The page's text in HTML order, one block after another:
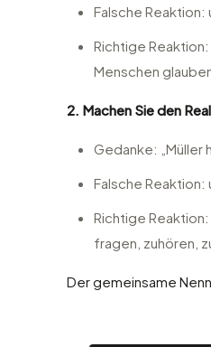
Falsche
Richtige
Menschen
2. Machen Sie den
Gedanke:
Falsche
Richtige
fragen, zuhören,
Der gemeinsame